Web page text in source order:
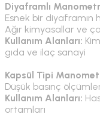
Diyaframlı
Esnek bir diyaframın
Ağır kimyasallar ve
Kullanım Alanları:
gıda ve ilaç sanayi
Kapsül Tipi
Düşük basınç
Kullanım Alanları:
ortamları